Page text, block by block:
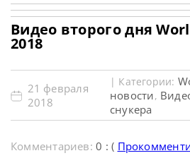
Видео второго дня
2018
21 февраля
2018
| Категории:
новости,
снукера
Комментариев:0 : (